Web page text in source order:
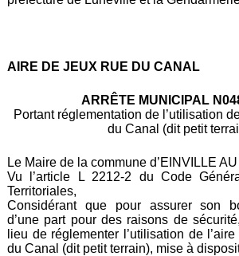
AIRE DE JEUX RUE DU CANAL
ARRÊTE MUNICIPAL
Portant réglementation de l’utilisation
du Canal (dit petit
Le Maire de la commune d’EINVILLE
Vu l’article L 2212-2 du Code
Territoriales,
Considérant que pour assurer son
d’une part pour des raisons de
lieu de réglementer l’utilisation de
du Canal (dit petit terrain), mise à